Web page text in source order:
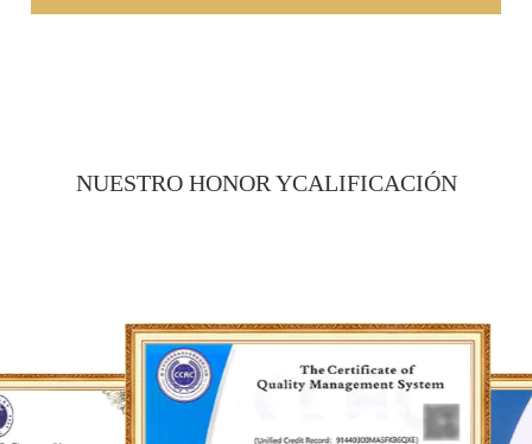
personalizadas. Después de décadas de
innovación, anteponemos las necesidades
NUESTRO HONOR YCALIFICACIÓN